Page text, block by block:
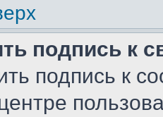
подпись к
подпись к